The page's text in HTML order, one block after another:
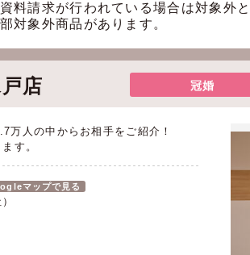
料請求が行われている場合は対象外と
対象外商品があります。
店 冠婚
万人の中からお相手をご紹介！
す。
マップで見る
）